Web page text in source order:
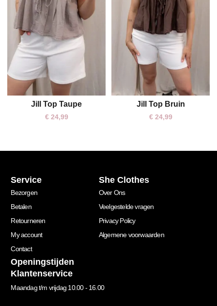
One size
Jill Top Taupe
€24,99
One size
Jill Top Bruin
€24,99
Service
Bezorgen
Betalen
Retourneren
My account
Contact
She Clothes
Over Ons
Veelgestelde vragen
Privacy Policy
Algemene voorwaarden
Openingstijden
Klantenservice
Maandag t/m vrijdag 10.00 - 16.00